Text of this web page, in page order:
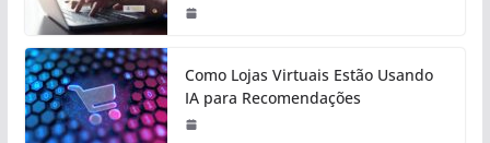
Como Lojas Virtuais Estão Usando
IA para Recomendações